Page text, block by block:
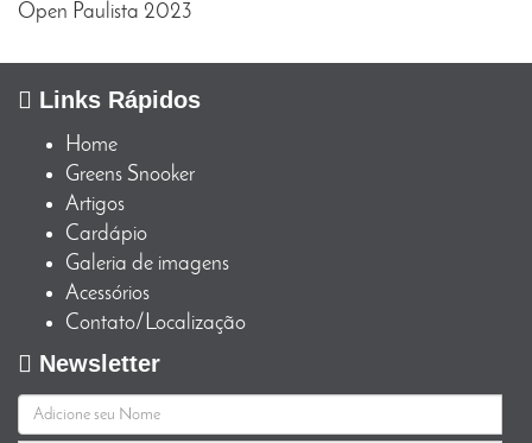
Open Paulista 2023
Links Rápidos
Home
Greens Snooker
Artigos
Cardápio
Galeria de imagens
Acessórios
Contato/Localização
Newsletter